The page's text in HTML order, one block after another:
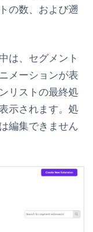
の数、および遡
は、セグメント
メーションが表
リストの最終処
示されます。処
編集できません